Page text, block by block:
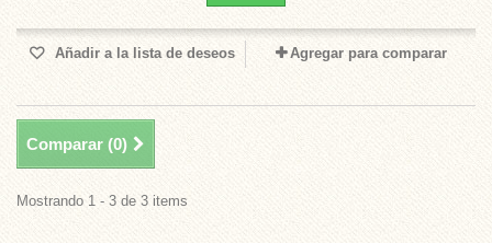
Añadir a la lista de deseos Agregar para comparar
Comparar (0)
Mostrando 1 - 3 de 3 items